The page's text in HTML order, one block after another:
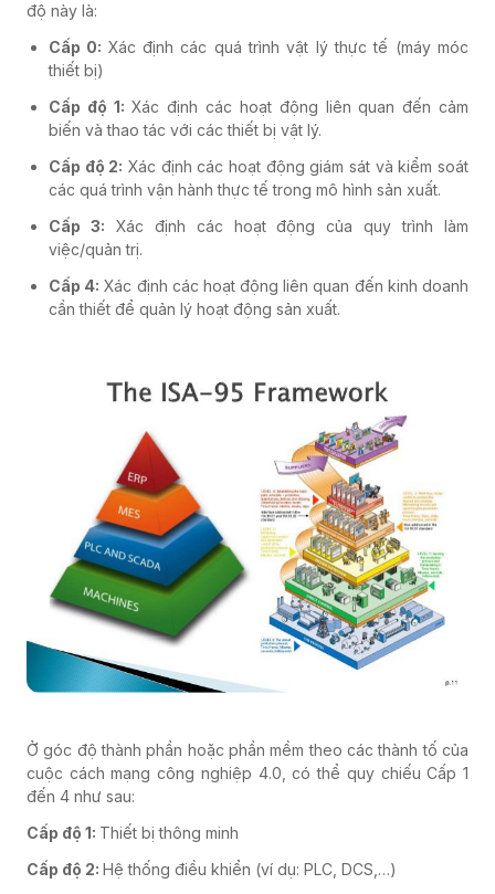
độ này là:
Cấp 0: Xác định các quá trình vật lý thực tế (máy móc
thiết bị)
Cấp độ 1: Xác định các hoạt động liên quan đến cảm
biến và thao tác với các thiết bị vật lý.
Cấp độ 2: Xác định các hoạt động giám sát và kiểm soát
các quá trình vận hành thực tế trong mô hình sản xuất.
Cấp 3: Xác định các hoạt động của quy trình làm
việc/quản trị.
Cấp 4: Xác định các hoạt động liên quan đến kinh doanh
cần thiết để quản lý hoạt động sản xuất.
Ở góc độ thành phần hoặc phần mềm theo các thành tố của
cuộc cách mạng công nghiệp 4.0, có thể quy chiếu Cấp 1
đến 4 như sau:
Cấp độ 1: Thiết bị thông minh
Cấp độ 2: Hệ thống điều khiển (ví dụ: PLC, DCS,…)